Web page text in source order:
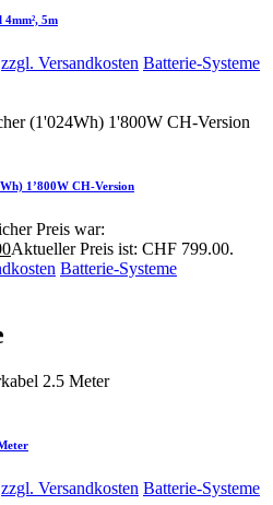
5m
zzgl. Versandkosten Batterie-Systeme
1’800W CH-Version
Preis war:
Aktueller Preis ist: CHF 799.00.
Batterie-Systeme
zzgl. Versandkosten Batterie-Systeme